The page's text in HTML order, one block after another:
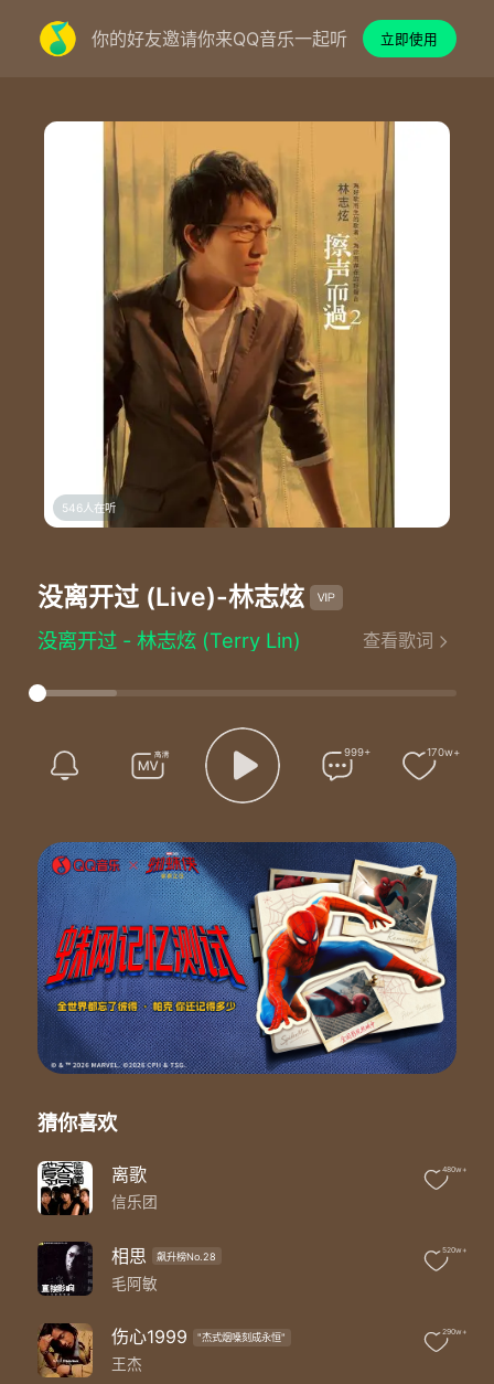
你的好友邀请你来QQ音乐一起听 立即使用
546人在听
没离开过 (Live)-林志炫
没离开过 - 林志炫 (Terry Lin)
曲：Louis Biancaniello
我曾爱过也失去过
摆脱命运的捉弄
我知道我要什么
何必再无谓的思索
这世界有什么好值得
如果没有你
我眺望远方的山峰
却错过转弯的路口
蓦然回首
才发现你在等我没离开过
我寻找大海的尽头
却忽略蜿蜒的河流
当我逆水行舟
你在我左右推着我走
我太富有
生命中每个漏洞
你都用真心补缝
Right now
我要拥你在怀中
给你加倍的温柔
为你唱一首专属的情歌
请听我说
我眺望远方的山峰
却错过转弯的路口
查看歌词
999+ 170w+
猜你喜欢
离歌
信乐团
480w+
相思 飙升榜No.28
毛阿敏
520w+
伤心1999 "杰式烟嗓刻成永恒"
王杰
290w+